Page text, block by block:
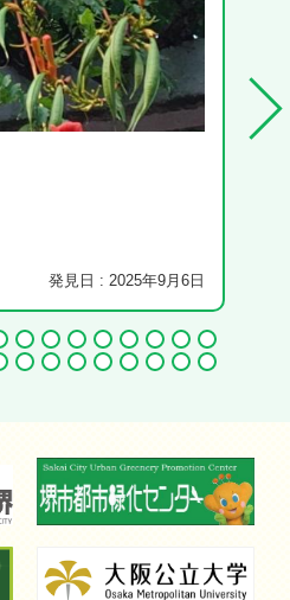
発見日 : 2025年9月6日